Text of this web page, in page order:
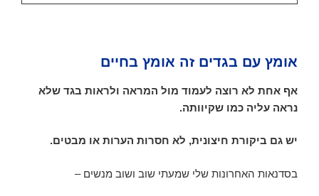
אומץ עם בגדים זה אומץ בחיים
אף אחת לא רוצה לעמוד מול המראה ולראות בגד שלא
נראה עליה כמו שקיוותה.
יש גם ביקורת חיצונית, לא חסרות הערות או מבטים.
בסדנאות האחרונות שלי שמעתי שוב ושוב מנשים –